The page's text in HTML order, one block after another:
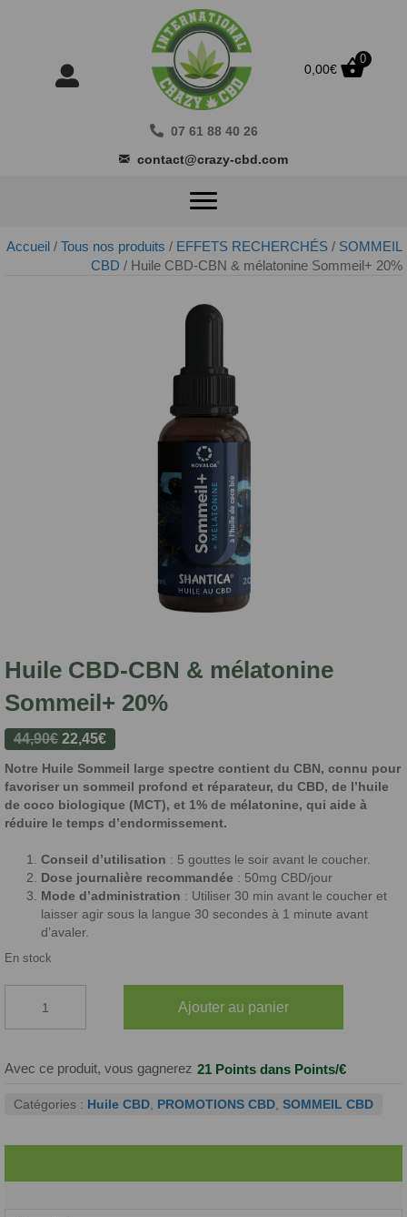
0,00€
0
07 61 88 40 26
contact@crazy-cbd.com
Accueil / Tous nos produits / EFFETS RECHERCHÉS / SOMMEIL
CBD / Huile CBD-CBN & mélatonine Sommeil+ 20%
Huile CBD-CBN & mélatonine
Sommeil+ 20%
44,90€ Le
initial
était :
44,90€.
22,45€Le
actuel
est :
22,45€.
Notre Huile Sommeil large spectre contient du CBN, connu pour
favoriser un sommeil profond et réparateur, du CBD, de l’huile
de coco biologique (MCT), et 1% de mélatonine, qui aide à
réduire le temps d’endormissement.
Conseil d’utilisation : 5 gouttes le soir avant le coucher.
Dose journalière recommandée : 50mg CBD/jour
Mode d’administration : Utiliser 30 min avant le coucher et
laisser agir sous la langue 30 secondes à 1 minute avant
d’avaler.
En stock
Huile
CBN
mélatonine
Ajouter au panier
Avec ce produit, vous gagnerez 21 Points dans Points/€
Catégories : Huile CBD PROMOTIONS CBD SOMMEIL CBD